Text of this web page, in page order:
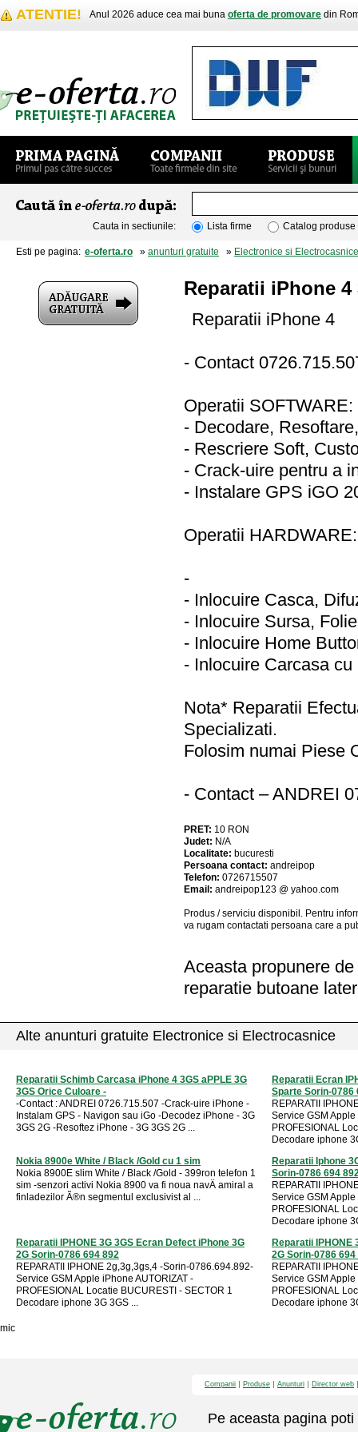
ATENTIE! Anul 2026 aduce cea mai buna oferta de promovare din
Cauta in sectiunile: Lista firme Catalog produse
Esti pe pagina: e-oferta.ro » anunturi gratuite » Electronice si Electrocasnice
Reparatii iPhone
Reparatii iPhone 4
- Contact
Operatii SOFTWARE:
- Decodare,
- Rescriere Soft,
- Crack-uire pentru a
- Instalare GPS iGO
Operatii HARDWARE:
-
- Inlocuire Casca,
- Inlocuire Sursa,
- Inlocuire Home
- Inlocuire Carcasa cu
Nota* Reparatii
Specializati.
Folosim numai Piese
- Contact – ANDREI
PRET: 10 RON
Judet: N/A
Localitate: bucuresti
Persoana contact: andreipop
Telefon: 0726715507
Email: andreipop123 @ yahoo.com
Produs / serviciu disponibil . Pentru
va rugam contactati persoana care a
Aceasta propunere
reparatie butoane
Alte anunturi gratuite Electronice si Electrocasnice
Reparatii Schimb Carcasa iPhone 4 3GS aPPLE 3G
3GS Orice Culoare -
-Contact : ANDREI 0726.715.507 -Crack-uire iPhone -
Instalam GPS - Navigon sau iGo -Decodez iPhone - 3G
3GS 2G -Resoftez iPhone - 3G 3GS 2G ...
Reparatii Ecran
Sparte Sorin-0786
REPARATII
Service GSM
PROFESIONAL
Decodare iphone
Nokia 8900e White / Black /Gold cu 1 sim
Nokia 8900E slim White / Black /Gold - 399ron telefon 1
sim -senzori activi Nokia 8900 va fi noua navÄ amiral a
finladezilor Ã®n segmentul exclusivist al ...
Reparatii Iphone
Sorin-0786 694
REPARATII
Service GSM
PROFESIONAL
Decodare iphone
Reparatii IPHONE 3G 3GS Ecran Defect iPhone 3G
2G Sorin-0786 694 892
REPARATII IPHONE 2g,3g,3gs,4 -Sorin-0786.694.892-
Service GSM Apple iPhone AUTORIZAT -
PROFESIONAL Locatie BUCURESTI - SECTOR 1
Decodare iphone 3G 3GS ...
Reparatii IPHONE
2G Sorin-0786 694
REPARATII
Service GSM
PROFESIONAL
Decodare iphone
mic
Companii Produse Anunturi Director web
Pe aceasta pagina poti